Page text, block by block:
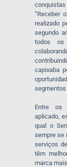
“Receber
realizado
segundo
todos os
capixaba
segmentos
Entre os
aplicado,
qual o
sempre se
serviços
têm
marca